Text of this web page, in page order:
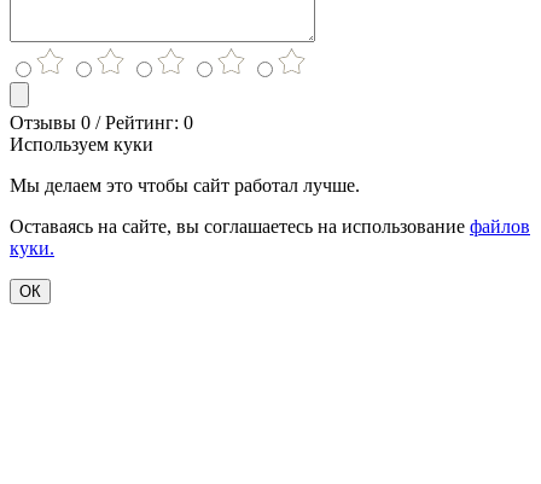
Отзывы 0 / Рейтинг: 0
Используем куки
Мы делаем это чтобы сайт работал лучше.
Оставаясь на сайте, вы соглашаетесь на использование файлов
куки.
ОК